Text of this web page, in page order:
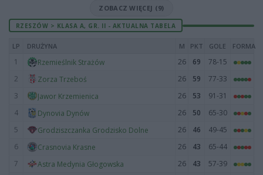
ZOBACZ WIĘCEJ (9)
RZESZÓW > KLASA A, GR. II - AKTUALNA TABELA
LP DRUŻYNA M PKT GOLE FORMA
1 Rzemieślnik Strażów 26 69
78-15
2
Zorza Trzeboś 26 59
77-33
3
Jawor Krzemienica 26 53
91-31
4
Dynovia Dynów 26 50
65-30
5
Grodziszczanka Grodzisko Dolne 26 46
49-45
6
Crasnovia Krasne 26 43
65-44
7
Astra Medynia Głogowska 26 43
57-39